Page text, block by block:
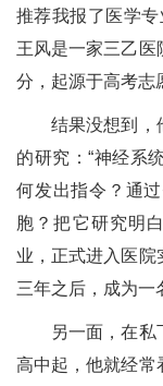
推荐我报了医学
王风是一家三乙医
分，起源于高考志
结果没想到，他
的研究：“神经系
何发出指令？通
胞？把它研究明
业，正式进入医院
三年之后，成为一
另一面，在私下
高中起，他就经常